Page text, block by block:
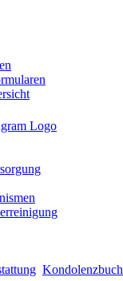
Kondolenzbuch